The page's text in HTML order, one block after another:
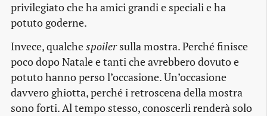
privilegiato che ha amici grandi e speciali e ha
potuto goderne.
Invece, qualchespoilersulla mostra. Perché finisce
poco dopo Natale e tanti che avrebbero dovuto e
potuto hanno perso l’occasione. Un’occasione
davvero ghiotta, perché i retroscena della mostra
sono forti. Al tempo stesso, conoscerli renderà solo